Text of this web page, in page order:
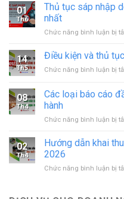
01
Th6
Thủ tục sáp nhập
nhất
Chức năng bình luận bị
14
Th5
Điều kiện và thủ
Chức năng bình luận bị
08
Th4
Các loại báo cáo
hành
Chức năng bình luận bị
02
Th4
Hướng dẫn khai
2026
Chức năng bình luận bị